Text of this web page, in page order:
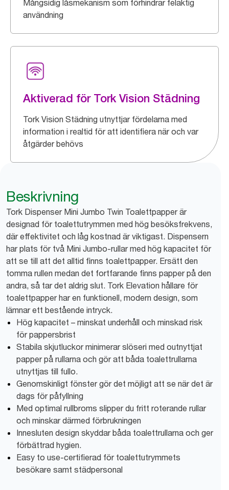
Mångsidig låsmekanism som förhindrar felaktig
användning
Aktiverad för Tork Vision Städning
Tork Vision Städning utnyttjar fördelarna med
information i realtid för att identifiera när och var
åtgärder behövs
Beskrivning
Tork Dispenser Mini Jumbo Twin Toalettpapper är
designad för toalettutrymmen med hög besöksfrekvens,
där effektivitet och låg kostnad är viktigast. Dispensern
har plats för två Mini Jumbo-rullar med hög kapacitet för
att se till att det alltid finns toalettpapper. Ersätt den
tomma rullen medan det fortfarande finns papper på den
andra, så tar det aldrig slut. Tork Elevation hållare för
toalettpapper har en funktionell, modern design, som
lämnar ett bestående intryck.
Hög kapacitet – minskat underhåll och minskad risk
för pappersbrist
Stabila skjutluckor minimerar slöseri med outnyttjat
papper på rullarna och gör att båda toalettrullarna
utnyttjas till fullo.
Genomskinligt fönster gör det möjligt att se när det är
dags för påfyllning
Med optimal rullbroms slipper du fritt roterande rullar
och minskar därmed förbrukningen
Innesluten design skyddar båda toalettrullarna och ger
förbättrad hygien.
Easy to use-certifierad för toalettutrymmets
besökare samt städpersonal